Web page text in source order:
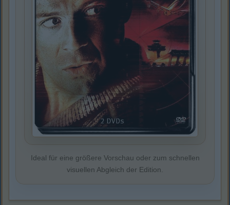
Ideal für eine größere Vorschau oder zum schnellen
visuellen Abgleich der Edition.